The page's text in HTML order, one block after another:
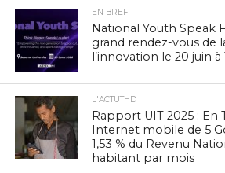
EN BREF
National Youth Speak
grand rendez-vous de
l’innovation le 20 juin à
L'ACTUTHD
Rapport UIT 2025 : En
Internet mobile de 5
1,53 % du Revenu
habitant par mois